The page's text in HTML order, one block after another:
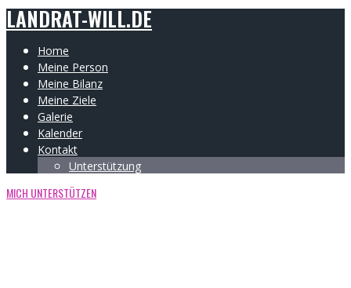
LANDRAT-WILL.DE
Home
Meine Person
Meine Bilanz
Meine Ziele
Galerie
Kalender
Kontakt
Unterstützung
MICH UNTERSTÜTZEN